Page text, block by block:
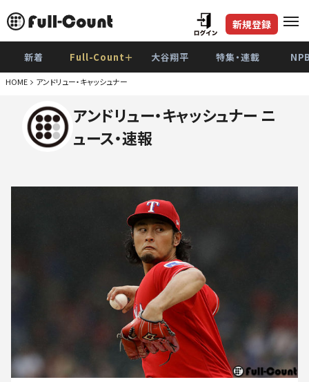
新規登録
新着 Full-Count＋ 大谷翔平 特集・連載
HOME アンドリュー・キャッシュナー
アンドリュー・キャッシュナー ニ
ュース・速報